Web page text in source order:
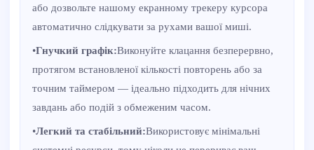
або дозвольте нашому екранному трекеру курсора
автоматично слідкувати за рухами вашої миші.
•Гнучкий графік:Виконуйте клацання безперервно,
протягом встановленої кількості повторень або за
точним таймером — ідеально підходить для нічних
завдань або подій з обмеженим часом.
•Легкий та стабільний:Використовує мінімальні